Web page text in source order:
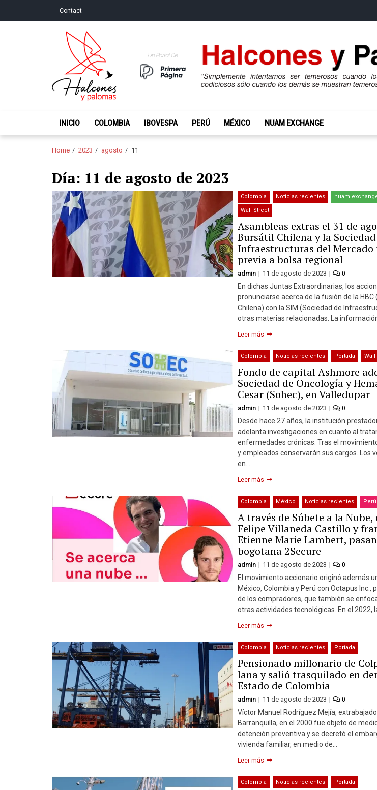
Contact
Halcones y Palomas
INICIO COLOMBIA IBOVESPA PERÚ MÉXICO NUAM EXCHANGE
Home 2023 agosto 11
Día: 11 de agosto de 2023
Colombia Noticias recientes nuam
Wall Street
Asambleas extras el 31 de
Bursátil Chilena y la
Infraestructuras del Mercado
previa a bolsa regional
admin 11 de agosto de 2023 0
En dichas Juntas Extraordinarias, los
pronunciarse acerca de la fusión de la HBC
Chilena) con la SIM (Sociedad de
otras materias relacionadas. La
Leer más
Colombia Noticias recientes Portada Wall
Fondo de capital Ashmore
Sociedad de Oncología y
Cesar (Sohec), en Valledupar
admin 11 de agosto de 2023 0
Desde hace 27 años, la institución
adelanta investigaciones en cuanto al
enfermedades crónicas. Tras el
y empleados conservarán sus cargos. Los
en…
Leer más
Colombia México Noticias recientes Perú
A través de Súbete a la
Felipe Villaneda Castillo y
Etienne Marie Lambert,
bogotana 2Secure
admin 11 de agosto de 2023 0
El movimiento accionario originó además
México, Colombia y Perú con Octapus Inc.,
de los compradores, que también se
otras actividades tecnológicas. En el 2022,
Leer más
Colombia Noticias recientes Portada
Pensionado millonario de
lana y salió trasquilado en
Estado de Colombia
admin 11 de agosto de 2023 0
Víctor Manuel Rodríguez Mejía,
Barranquilla, en el 2000 fue objeto de
detención preventiva y se decretó el
vivienda familiar, en medio de…
Leer más
Colombia Noticias recientes Portada